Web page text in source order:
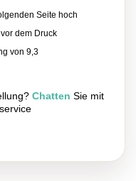
Seite hoch
dem Druck
von 9,3
Chatten Sie mit